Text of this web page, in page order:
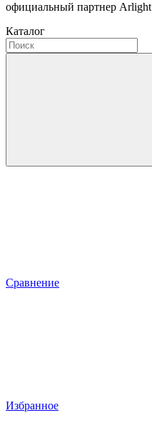
официальный партнер Arlight
Каталог
Сравнение
Избранное